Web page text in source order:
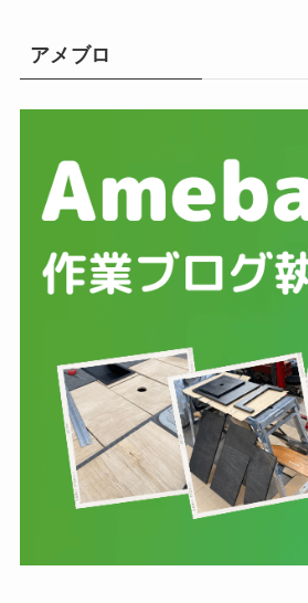
アメブロ